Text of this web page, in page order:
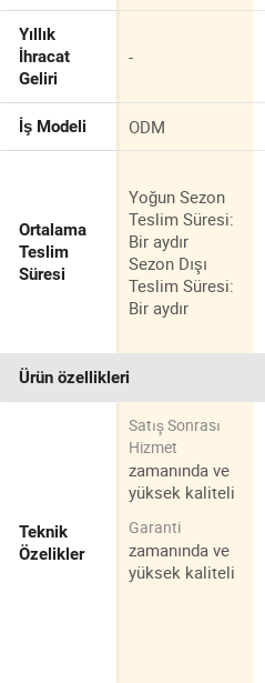
Yıllık
İhracat
Geliri
-
İş Modeli ODM
Ortalama
Teslim
Süresi
Yoğun Sezon
Teslim Süresi:
Bir aydır
Sezon Dışı
Teslim Süresi:
Bir aydır
Ürün özellikleri
Teknik
Özelikler
Satış Sonrası
Hizmet
zamanında ve
yüksek kaliteli
Garanti
zamanında ve
yüksek kaliteli